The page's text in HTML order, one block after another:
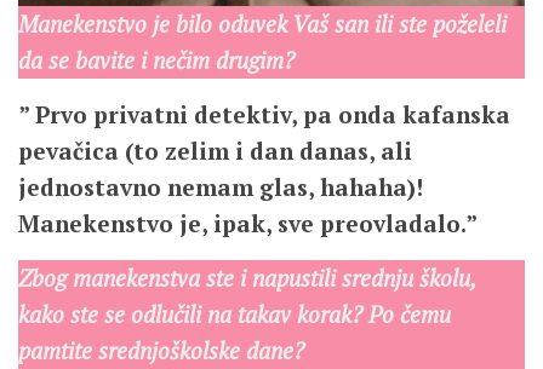
Manekenstvo je bilo oduvek Vaš san ili ste poželeli
da se bavite i nečim drugim?
” Prvo privatni detektiv, pa onda kafanska
pevačica (to zelim i dan danas, ali
jednostavno nemam glas, hahaha)!
Manekenstvo je, ipak, sve preovladalo.”
Zbog manekenstva ste i napustili srednju školu,
kako ste se odlučili na takav korak? Po čemu
pamtite srednjoškolske dane?